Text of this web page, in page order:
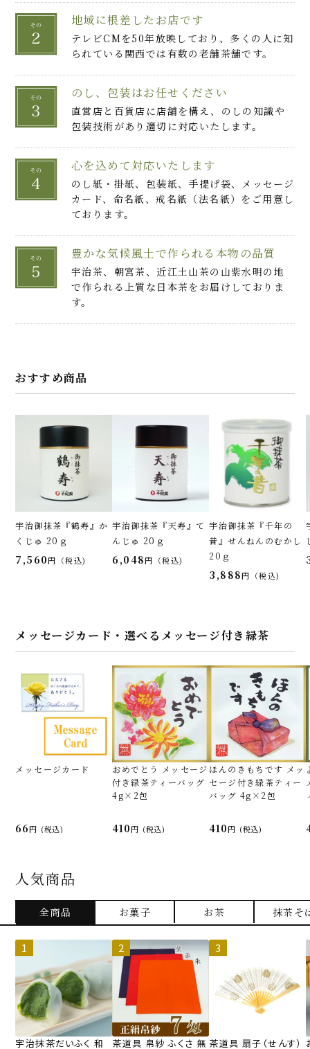
地域に根差したお店です
テレビCMを50年放映しており、多くの人に知
られている関西では有数の老舗茶舗です。
のし、包装はお任せください
直営店と百貨店に店舗を構え、のしの知識や
包装技術があり適切に対応いたします。
心を込めて対応いたします
のし紙・掛紙、包装紙、手提げ袋、メッセージ
カード、命名紙、戒名紙（法名紙）をご用意し
ております。
豊かな気候風土で作られる本物の品質
宇治茶、朝宮茶、近江土山茶の山紫水明の地
で作られる上質な日本茶をお届けしておりま
す。
おすすめ商品
宇治御抹茶『鶴寿』か
くじゅ 20ｇ
7,560 税込
宇治御抹茶『天寿』て
んじゅ 20ｇ
6,048 税込
宇治御抹茶『千年の
昔』せんねんのむかし
20ｇ
3,888 税込
メッセージカード・選べるメッセージ付き緑茶
メッセージカード
66 (税込)
おめでとう メッセージ
付き緑茶ティーバッグ
4g×2包
410 (税込)
ほんのきもちです メッ
セージ付き緑茶ティー
バッグ 4g×2包
410 (税込)
人気商品
全商品 お菓子 お茶 抹茶そ
宇治抹茶だいふく 和 茶道具 帛紗 ふくさ 無 茶道具 扇子（せんす）